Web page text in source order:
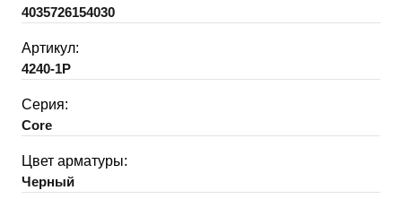
4035726154030
Артикул:
4240-1P
Серия:
Core
Цвет арматуры:
Черный